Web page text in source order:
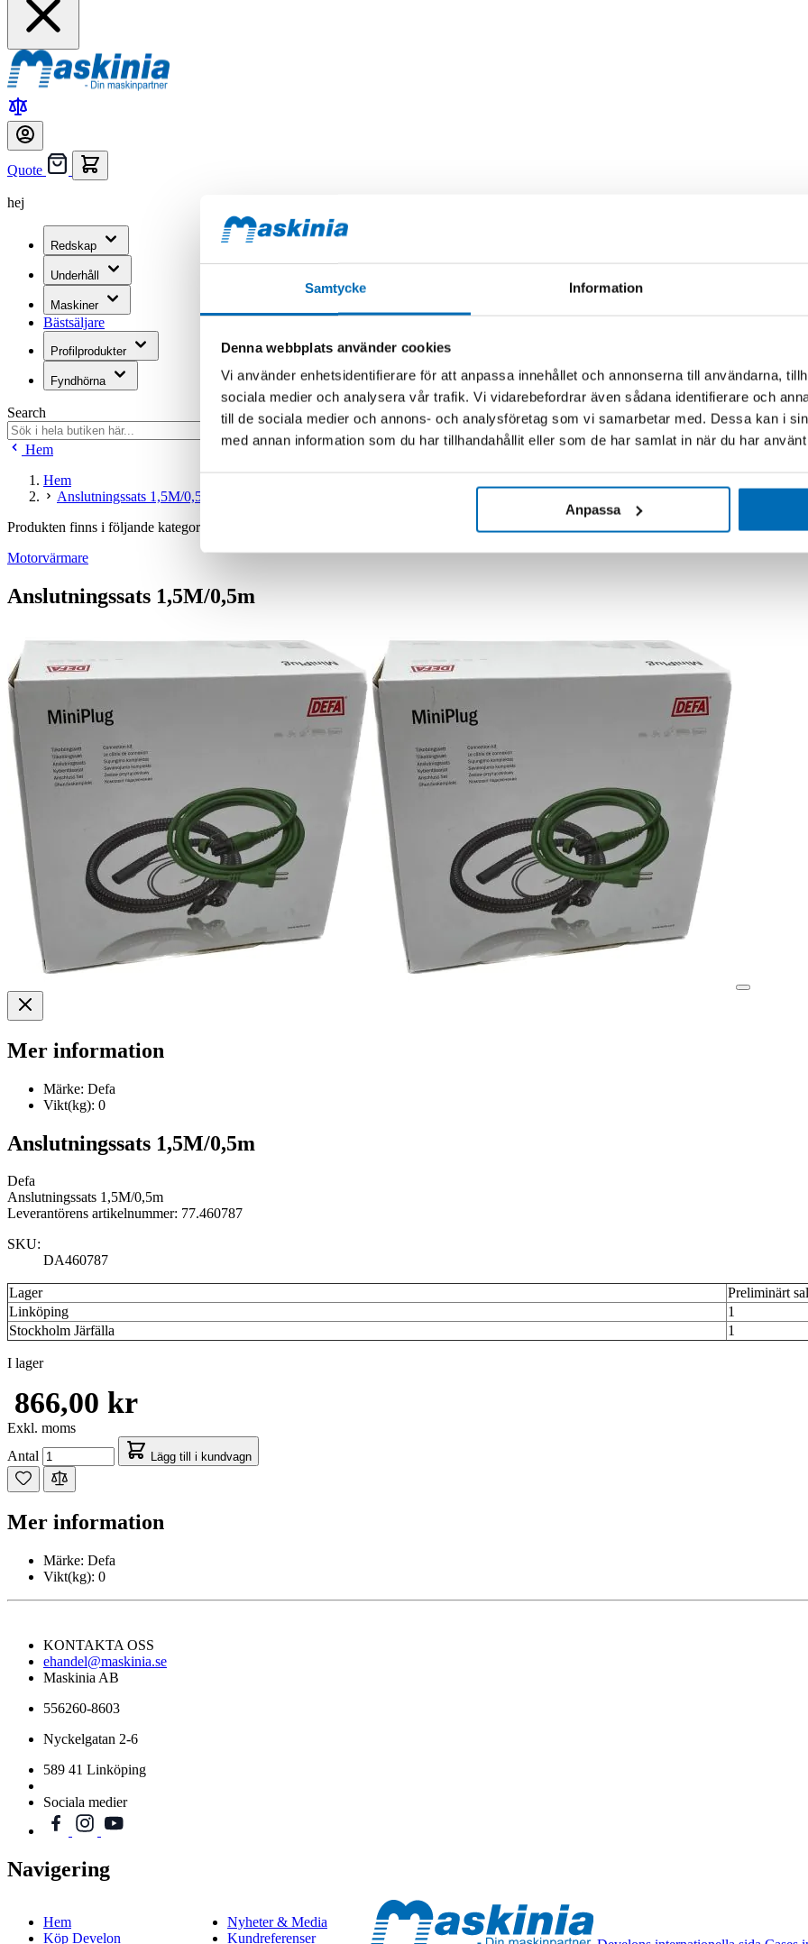
Samtycke Information
Denna webbplats använder cookies
Vi använder enhetsidentifierare för att anpassa innehållet och annonserna till användarna,
sociala medier och analysera vår trafik. Vi vidarebefordrar även sådana identifierare och
till de sociala medier och annons- och analysföretag som vi samarbetar med. Dessa kan i
med annan information som du har tillhandahållit eller som de har samlat in när du har
Anpassa
Quote
hej
Redskap
Underhåll
Maskiner
Bästsäljare
Profilprodukter
Fyndhörna
Search
Hem
Hem
Anslutningssats 1,5M/0,5m
Produkten finns i följande kategorier:
Motorvärmare
Anslutningssats 1,5M/0,5m
Mer information
Märke: Defa
Vikt(kg): 0
Anslutningssats 1,5M/0,5m
Defa
Anslutningssats 1,5M/0,5m
Leverantörens artikelnummer: 77.460787
SKU:
DA460787
Lager
Preliminärt
Linköping
1
Stockholm Järfälla
1
I lager
866,00 kr
Exkl. moms
Antal
Lägg till i kundvagn
Mer information
Märke: Defa
Vikt(kg): 0
KONTAKTA OSS
ehandel@maskinia.se
Maskinia AB
556260-8603
Nyckelgatan 2-6
589 41 Linköping
Sociala medier
Navigering
Hem
Köp Develon
Nyheter & Media
Kundreferenser